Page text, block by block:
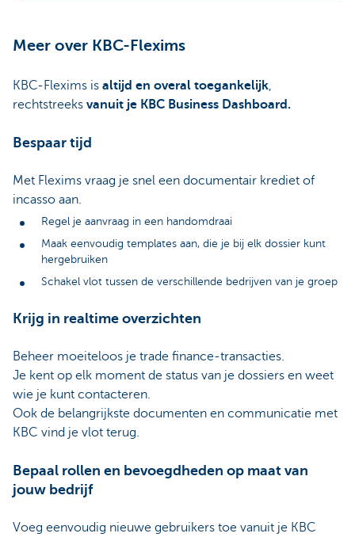
Meer over KBC-Flexims
KBC-Flexims is altijd en overal toegankelijk,
rechtstreeks vanuit je KBC Business Dashboard.
Bespaar tijd
Met Flexims vraag je snel een documentair krediet of
incasso aan.
Regel je aanvraag in een handomdraai
Maak eenvoudig templates aan, die je bij elk dossier kunt
hergebruiken
Schakel vlot tussen de verschillende bedrijven van je groep
Krijg in realtime overzichten
Beheer moeiteloos je trade finance-transacties.
Je kent op elk moment de status van je dossiers en weet
wie je kunt contacteren.
Ook de belangrijkste documenten en communicatie met
KBC vind je vlot terug.
Bepaal rollen en bevoegdheden op maat van
jouw bedrijf
Voeg eenvoudig nieuwe gebruikers toe vanuit je KBC